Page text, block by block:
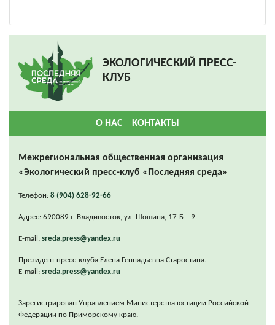
ЭКОЛОГИЧЕСКИЙ ПРЕСС-
КЛУБ
О НАС КОНТАКТЫ
Межрегиональная общественная организация
«Экологический пресс-клуб «Последняя среда»
Телефон: 8 (904) 628-92-66
Адрес: 690089 г. Владивосток, ул. Шошина, 17-Б – 9.
E-mail: sreda.press@yandex.ru
Президент пресс-клуба Елена Геннадьевна Старостина.
E-mail: sreda.press@yandex.ru
Зарегистрирован Управлением Министерства юстиции Российской
Федерации по Приморскому краю.